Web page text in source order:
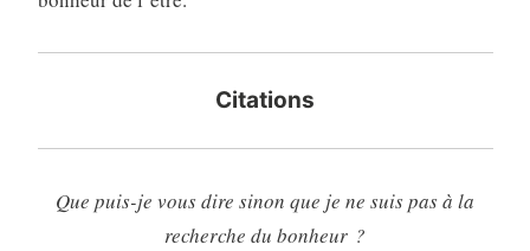
Citations
Que puis-je vous dire sinon que je ne suis pas à la
recherche du bonheur ?